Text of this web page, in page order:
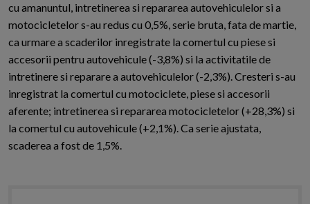
cu amanuntul, intretinerea si repararea autovehiculelor si a
motocicletelor s-au redus cu 0,5%, serie bruta, fata de martie,
ca urmare a scaderilor inregistrate la comertul cu piese si
accesorii pentru autovehicule (-3,8%) si la activitatile de
intretinere si reparare a autovehiculelor (-2,3%). Cresteri s-au
inregistrat la comertul cu motociclete, piese si accesorii
aferente; intretinerea si repararea motocicletelor (+28,3%) si
la comertul cu autovehicule (+2,1%). Ca serie ajustata,
scaderea a fost de 1,5%.